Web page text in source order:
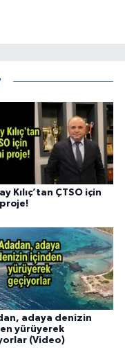
Kılıç’tan ÇTSO için
adaya denizin
yürüyerek
(Video)